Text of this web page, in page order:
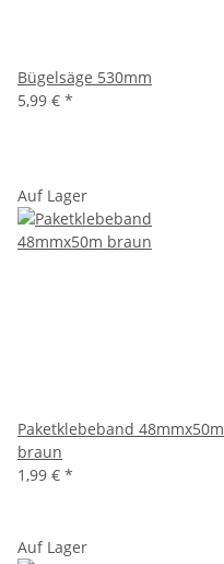
Bügelsäge 530mm
5,99 € *
Auf Lager
Paketklebeband 48mmx50m
braun
1,99 € *
Auf Lager